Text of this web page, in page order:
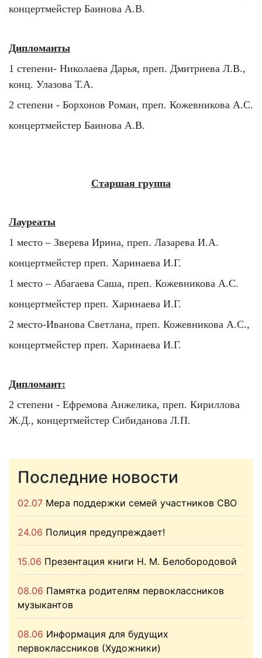
концертмейстер Баинова А.В.
Дипломанты
1 степени- Николаева Дарья, преп. Дмитриева Л.В.,
конц. Улазова Т.А.
2 степени - Борхонов Роман, преп. Кожевникова А.С.
концертмейстер Баинова А.В.
Старшая группа
Лауреаты
1 место – Зверева Ирина, преп. Лазарева И.А.
концертмейстер преп. Харинаева И.Г.
1 место – Абагаева Саша, преп. Кожевникова А.С.
концертмейстер преп. Харинаева И.Г.
2 место-Иванова Светлана, преп. Кожевникова А.С.,
концертмейстер преп. Харинаева И.Г.
Дипломант:
2 степени - Ефремова Анжелика, преп. Кириллова
Ж.Д., концертмейстер Сибиданова Л.П.
Последние новости
02.07 Мера поддержки семей участников СВО
24.06 Полиция предупреждает!
15.06 Презентация книги Н. М. Белобородовой
08.06 Памятка родителям первоклассников
музыкантов
08.06 Информация для будущих
первоклассников (Художники)